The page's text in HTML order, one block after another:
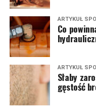
ARTYKUŁ
Co
ARTYKUŁ
Słaby
gęstość